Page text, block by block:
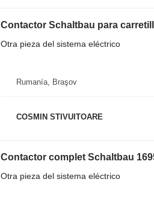
Contactor Schaltbau para
Otra pieza del sistema eléctrico
Rumanía, Braşov
COSMIN STIVUITOARE
Contactor complet Schaltbau
Otra pieza del sistema eléctrico